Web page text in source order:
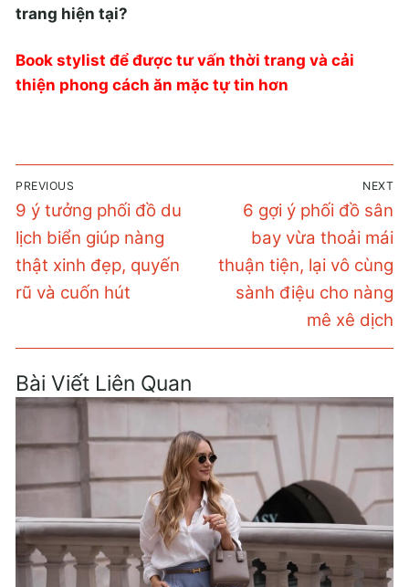
trang hiện tại?
Book stylist để được tư vấn thời trang và cải
thiện phong cách ăn mặc tự tin hơn
Điều
hướng
bài
viết
PREVIOUS
Previous
post:
9 ý tưởng phối đồ du
lịch biển giúp nàng
thật xinh đẹp, quyến
rũ và cuốn hút
NEXT
Next
post:
6 gợi ý phối đồ sân
bay vừa thoải mái
thuận tiện, lại vô cùng
sành điệu cho nàng
mê xê dịch
Bài Viết Liên Quan